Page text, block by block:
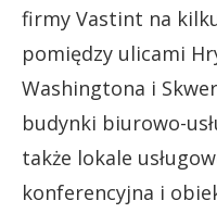
firmy Vastint na
pomiędzy ulicami
Washingtona i
budynki biurowo-
także lokale
konferencyjna i